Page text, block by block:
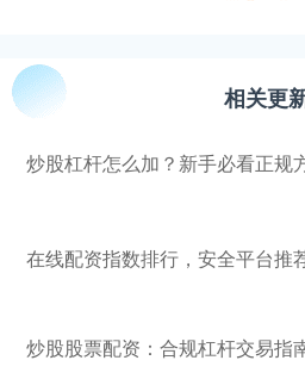
相关更
炒股杠杆怎么加？新手必看正规
在线配资指数排行，安全平台推
炒股股票配资：合规杠杆交易指